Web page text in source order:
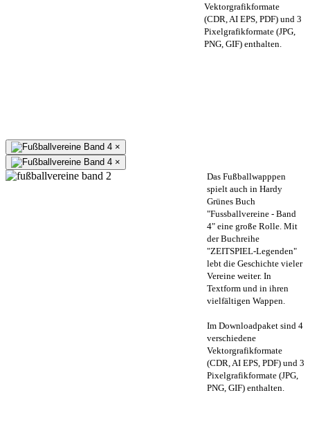
Vektorgrafikformate
(CDR, AI EPS, PDF) und 3
Pixelgrafikformate (JPG,
PNG, GIF) enthalten.
×
×
Das Fußballwapppen
spielt auch in Hardy
Grünes Buch
"Fussballvereine - Band
4" eine große Rolle. Mit
der Buchreihe
"ZEITSPIEL-Legenden"
lebt die Geschichte vieler
Vereine weiter. In
Textform und in ihren
vielfältigen Wappen.
Im Downloadpaket sind 4
verschiedene
Vektorgrafikformate
(CDR, AI EPS, PDF) und 3
Pixelgrafikformate (JPG,
PNG, GIF) enthalten.